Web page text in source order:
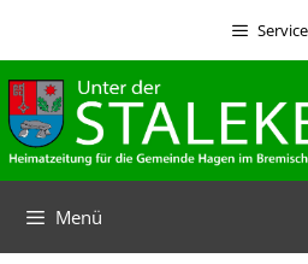
springen
Service
Menü